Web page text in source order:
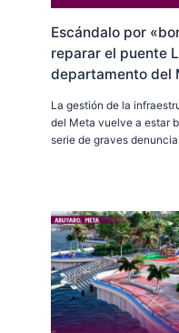
Escándalo por
reparar el puente
departamento del
La gestión de la
del Meta vuelve a estar
serie de graves